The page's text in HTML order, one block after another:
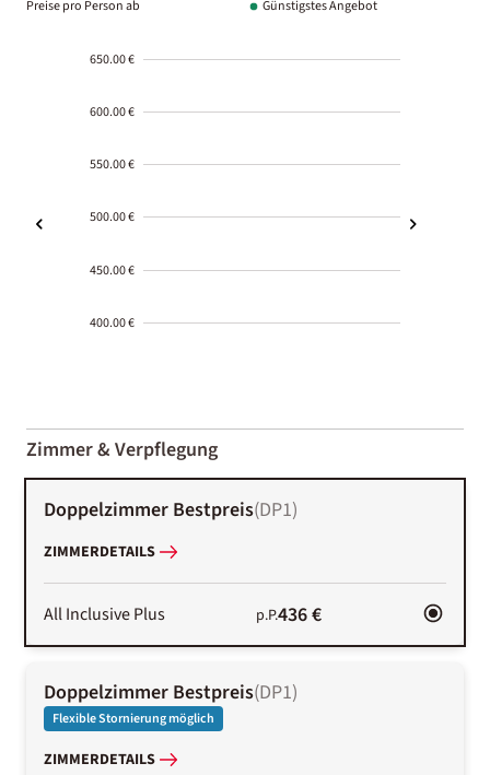
Preise pro Person ab Günstigstes Angebot
650.00 €
600.00 €
550.00 €
500.00 €
450.00 €
400.00 €
01-02
Zimmer & Verpflegung
Doppelzimmer Bestpreis(DP1)
ZIMMERDETAILS
All Inclusive Plus p.P.436 €
Doppelzimmer Bestpreis(DP1)
Flexible Stornierung möglich
ZIMMERDETAILS